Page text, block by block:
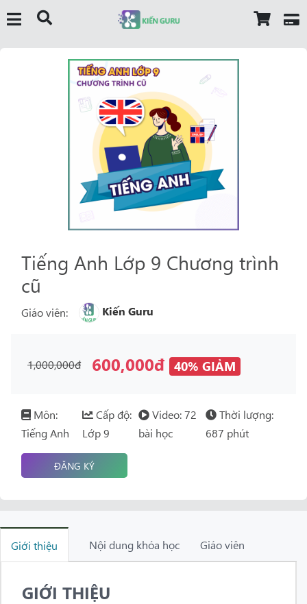
Tiếng Anh Lớp 9 Chương trình
cũ
Giáo viên: Kiến Guru
1,000,000đ 600,000đ 40% GIẢM
Môn:
Tiếng Anh
Cấp độ:
Lớp 9
Video: 72
bài học
Thời lượng:
687 phút
ĐĂNG KÝ
Giới thiệu Nội dung khóa học Giáo viên
GIỚI THIỆU